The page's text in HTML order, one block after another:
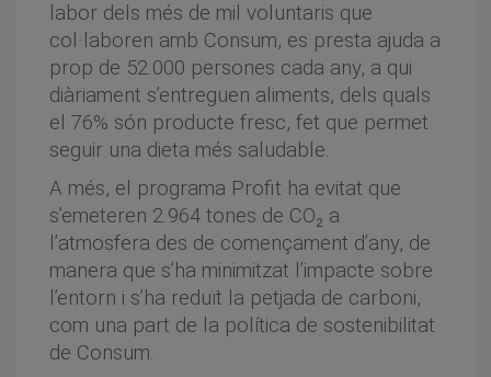
labor dels més de mil voluntaris que
col·laboren amb Consum, es presta ajuda a
prop de 52.000 persones cada any, a qui
diàriament s’entreguen aliments, dels quals
el 76% són producte fresc, fet que permet
seguir una dieta més saludable.
A més, el programa Profit ha evitat que
s’emeteren 2.964 tones de CO₂ a
l’atmosfera des de començament d’any, de
manera que s’ha minimitzat l’impacte sobre
l’entorn i s’ha reduït la petjada de carboni,
com una part de la política de sostenibilitat
de Consum.